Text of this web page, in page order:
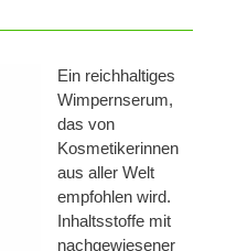
Ein reichhaltiges
Wimpernserum,
das von
Kosmetikerinnen
aus aller Welt
empfohlen wird.
Inhaltsstoffe mit
nachgewiesener